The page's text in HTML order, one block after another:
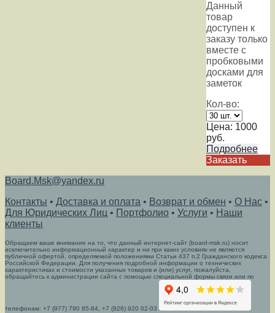
Данный
товар
доступен к
заказу только
вместе с
пробковыми
досками для
заметок
Кол-во:
Цена: 1000
руб.
Подробнее
Заказать
Board.Msk@yandex.ru
Контакты • Доставка и оплата • Возврат и обмен • О Нас •
Для Юридических Лиц • Портфолио • Услуги • Наши
клиенты
Обращаем ваше внимание на то, что данный интернет-сайт (board-msk.ru) носит
исключительно информационный характер и ни при каких условиях не является
публичной офертой, определяемой положениями Статьи 437 п.2 Гражданского кодекса
Российской Федерации. Для получения подробной информации о технических
характеристиках и стоимости указанных товаров и (или) услуг, пожалуйста,
обращайтесь к администрации сайта с помощью специальной формы связи или по
телефонам: +7 (977) 790 85-84, +7 (926) 920 02-03